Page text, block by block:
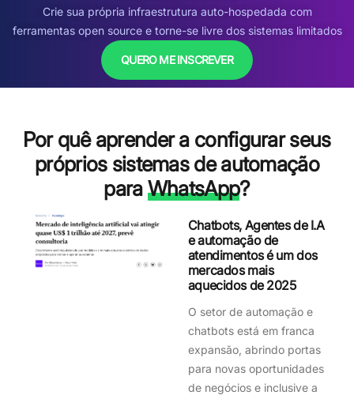
Crie sua própria infraestrutura auto-hospedada com
ferramentas open source e torne-se livre dos sistemas limitados
QUERO ME INSCREVER
Por quê aprender a configurar seus
próprios sistemas de automação
paraWhatsApp?
Chatbots, Agentes de I.A
e automação de
atendimentos é um dos
mercados mais
aquecidos de 2025
O setor de automação e
chatbots está em franca
expansão, abrindo portas
para novas oportunidades
de negócios e inclusive a